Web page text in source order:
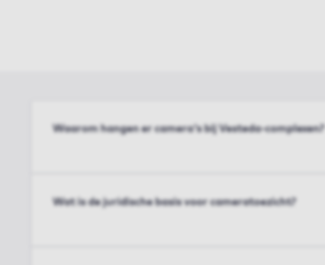
Waarom hangen er camera's bij Vesteda-complexen?
Wat is de juridische basis voor cameratoezicht?